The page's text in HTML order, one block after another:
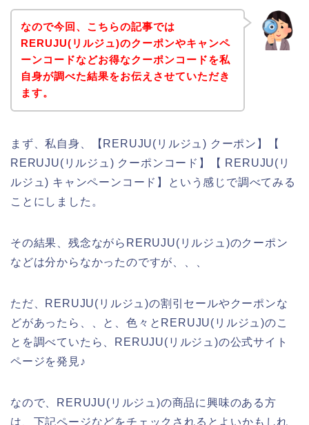
なので今回、こちらの記事では
RERUJU(リルジュ)のクーポンやキャンペ
ーンコードなどお得なクーポンコードを私
自身が調べた結果をお伝えさせていただき
ます。
まず、私自身、【RERUJU(リルジュ) クーポン】【
RERUJU(リルジュ) クーポンコード】【 RERUJU(リ
ルジュ) キャンペーンコード】という感じで調べてみる
ことにしました。
その結果、残念ながらRERUJU(リルジュ)のクーポン
などは分からなかったのですが、、、
ただ、RERUJU(リルジュ)の割引セールやクーポンな
どがあったら、、と、色々とRERUJU(リルジュ)のこ
とを調べていたら、RERUJU(リルジュ)の公式サイト
ページを発見♪
なので、RERUJU(リルジュ)の商品に興味のある方
は、下記ページなどをチェックされるとよいかもしれ